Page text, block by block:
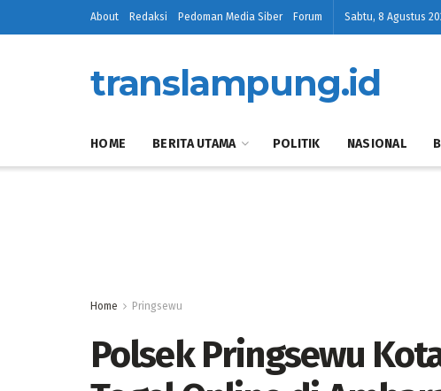
About Redaksi Pedoman Media Siber Forum Sabtu, 8 Agustus
translampung.id
HOME BERITA UTAMA POLITIK NASIONAL
Home Pringsewu
Polsek Pringsewu